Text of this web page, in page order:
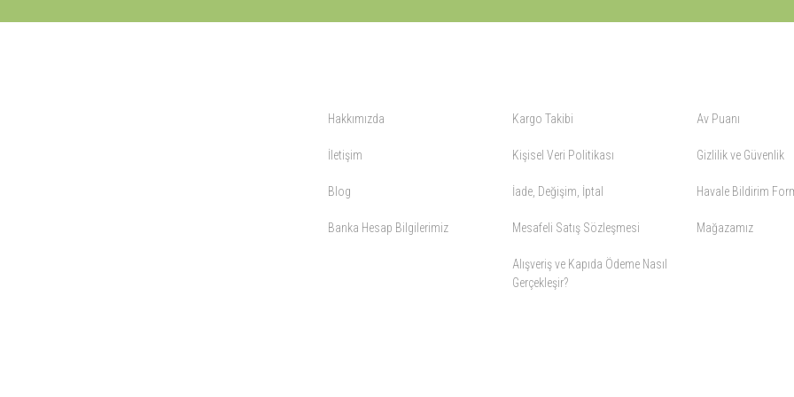
Hakkımızda
İletişim
Blog
Banka Hesap Bilgilerimiz
Kargo Takibi
Kişisel Veri Politikası
İade, Değişim, İptal
Mesafeli Satış Sözleşmesi
Alışveriş ve Kapıda Ödeme Nasıl
Gerçekleşir?
Av Puanı
Gizlilik ve Güvenlik
Havale Bildirim
Mağazamız